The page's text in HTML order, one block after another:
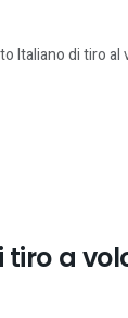
Italiano di tiro
a